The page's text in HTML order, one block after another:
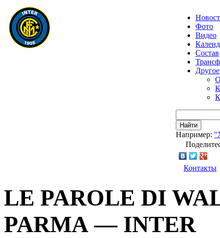
Фото
Видео
Состав
Другое
Найти
Например:
Контакты
LE PAROLE DI
PARMA — INTER